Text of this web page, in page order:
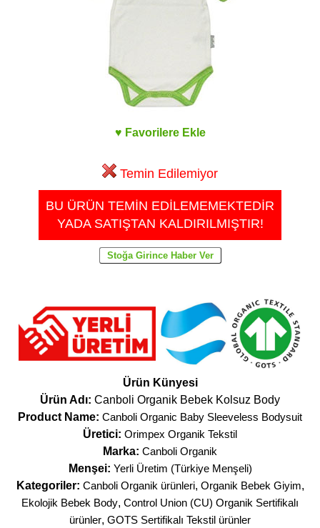
♥ Favorilere Ekle
Temin Edilemiyor
BU ÜRÜN TEMİN EDİLEMEMEKTEDİR
YADA SATIŞTAN KALDIRILMIŞTIR!
Ürün Künyesi
Ürün Adı: Canboli Organik Bebek Kolsuz Body
Product Name: Canboli Organic Baby Sleeveless Bodysuit
Üretici: Orimpex Organik Tekstil
Marka: Canboli Organik
Menşei: Yerli Üretim (Türkiye Menşeli)
Kategoriler: Canboli Organik ürünleri, Organik Bebek Giyim,
Ekolojik Bebek Body, Control Union (CU) Organik Sertifikalı
ürünler, GOTS Sertifikalı Tekstil ürünler